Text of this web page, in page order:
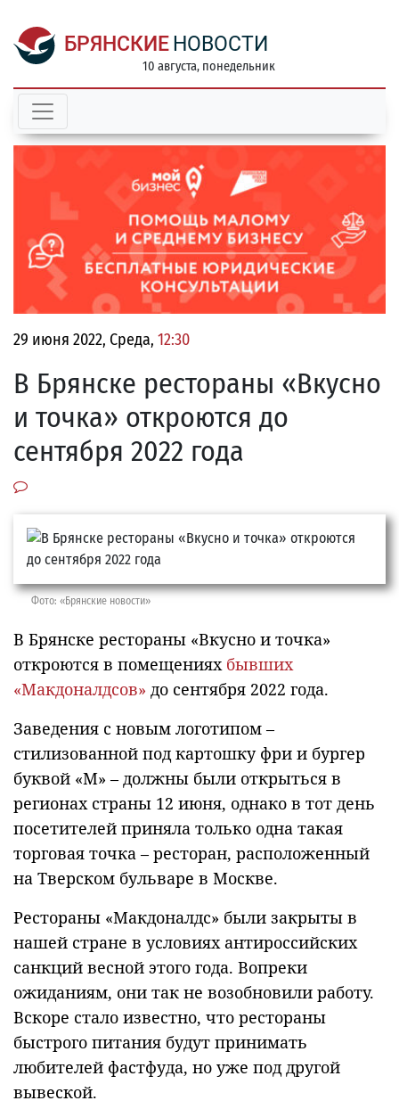
БРЯНСКИЕ НОВОСТИ
10 августа, понедельник
29 июня 2022, Среда, 12:30
В Брянске рестораны «Вкусно
и точка» откроются до
сентября 2022 года
Фото: «Брянские новости»
В Брянске рестораны «Вкусно и точка»
откроются в помещениях бывших
«Макдоналдсов» до сентября 2022 года.
Заведения с новым логотипом –
стилизованной под картошку фри и бургер
буквой «М» – должны были открыться в
регионах страны 12 июня, однако в тот день
посетителей приняла только одна такая
торговая точка – ресторан, расположенный
на Тверском бульваре в Москве.
Рестораны «Макдоналдс» были закрыты в
нашей стране в условиях антироссийских
санкций весной этого года. Вопреки
ожиданиям, они так не возобновили работу.
Вскоре стало известно, что рестораны
быстрого питания будут принимать
любителей фастфуда, но уже под другой
вывеской.